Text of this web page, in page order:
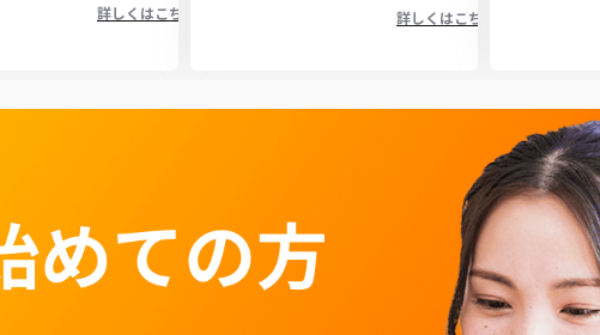
詳しくはこちら 詳しくはこちら